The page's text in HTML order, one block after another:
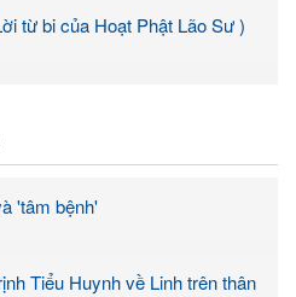
từ bi của Hoạt Phật Lão Sư )
'tâm bệnh'
Tiểu Huynh về Linh trên thân